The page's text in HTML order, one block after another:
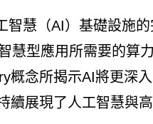
智慧（AI）基礎設施的
慧型應用所需要的算力
概念所揭示AI將更深入
續展現了人工智慧與高